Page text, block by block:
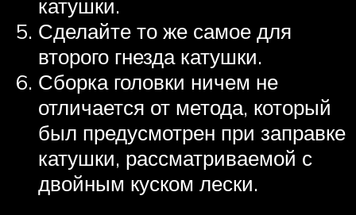
катушки.
Сделайте то же самое для
второго гнезда катушки.
Сборка головки ничем не
отличается от метода, который
был предусмотрен при заправке
катушки, рассматриваемой с
двойным куском лески.